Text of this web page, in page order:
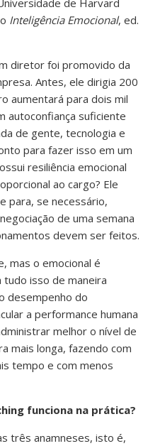
de Harvard
Inteligência Emocional, ed.
diretor foi promovido da
Antes, ele dirigia 200
aumentará para dois mil
autoconfiança suficiente
de gente, tecnologia e
para fazer isso em um
resiliência emocional
ao cargo? Ele
para, se necessário,
de uma semana
devem ser feitos.
mas o emocional é
tudo isso de maneira
desempenho do
a performance humana
melhor o nível de
mais longa, fazendo com
tempo e com menos
funciona na prática?
três anamneses, isto é,